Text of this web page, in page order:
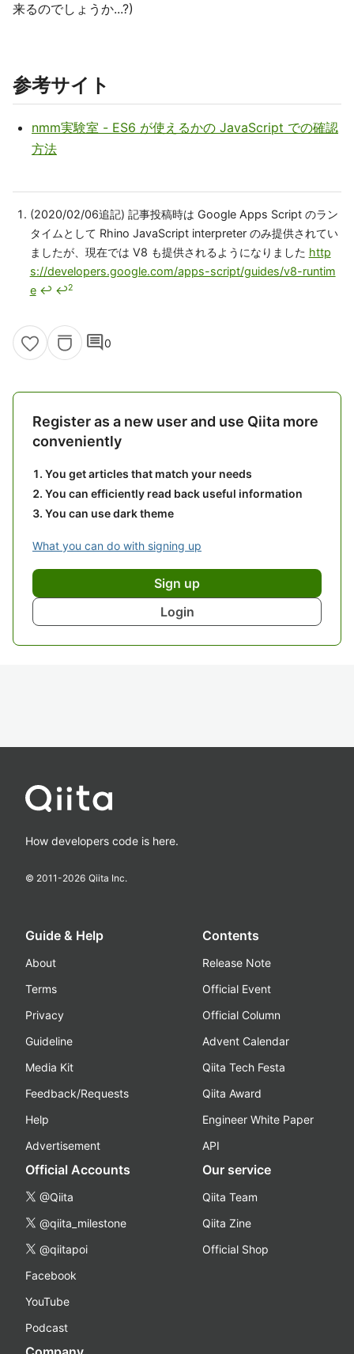
来るのでしょうか...?)
参考サイト
nmm実験室 - ES6 が使えるかの JavaScript での確認
方法
(2020/02/06追記) 記事投稿時は Google Apps Script のラン
タイムとして Rhino JavaScript interpreter のみ提供されてい
ましたが、現在では V8 も提供されるようになりました http
s://developers.google.com/apps-script/guides/v8-runtim
e ↩ ↩2
comment0
Register as a new user and use Qiita more
conveniently
You get articles that match your needs
You can efficiently read back useful information
You can use dark theme
What you can do with signing up
Sign up
Login
How developers code is here.
© 2011-2026 Qiita Inc.
Guide & Help
About
Terms
Privacy
Guideline
Media Kit
Feedback/Requests
Help
Advertisement
Contents
Release Note
Official Event
Official Column
Advent Calendar
Qiita Tech Festa
Qiita Award
Engineer White Paper
API
Official Accounts
@Qiita
@qiita_milestone
@qiitapoi
Facebook
YouTube
Podcast
Our service
Qiita Team
Qiita Zine
Official Shop